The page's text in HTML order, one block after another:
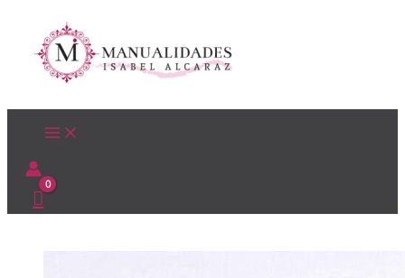
contenido